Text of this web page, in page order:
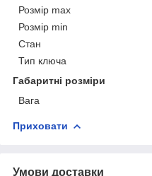
Розмір max
Розмір min
Стан
Тип ключа
Габаритні розміри
Вага
Приховати
Умови доставки